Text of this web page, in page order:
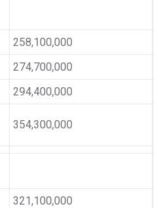
258,100,000
274,700,000
294,400,000
354,300,000
321,100,000